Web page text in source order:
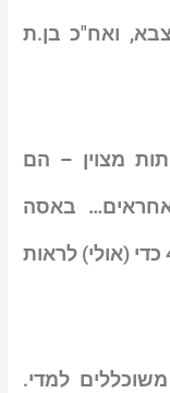
ואח"כ בן.ת
מצוין – הם
באסה
שלוקח לאנשים להגיע לגיל 50 – 40 כדי (אולי) לראות
למדי.